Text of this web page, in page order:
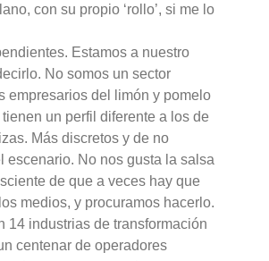
con su propio ‘rollo’, si me lo
Estamos a nuestro
No somos un sector
empresarios del limón y pomelo
un perfil diferente a los de
Más discretos y de no
escenario. No nos gusta la salsa
de que a veces hay que
medios, y procuramos hacerlo.
14 industrias de transformación
centenar de operadores